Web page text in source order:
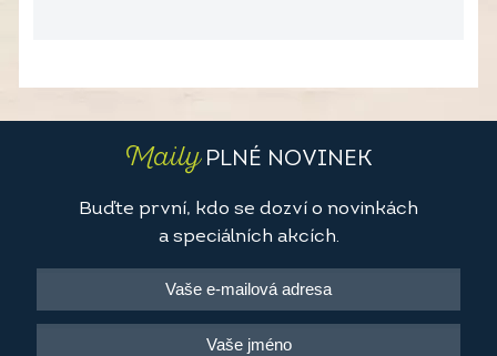
MailyPLNÉ NOVINEK
Buďte první, kdo se dozví o novinkách
a speciálních akcích.